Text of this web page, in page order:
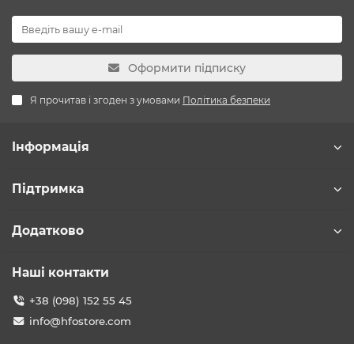
Оформити підписку
Я прочитав і згоден з умовами Політика безпеки
Інформація
Підтримка
Додатково
Наші контакти
+38 (098) 152 55 45
info@hfostore.com